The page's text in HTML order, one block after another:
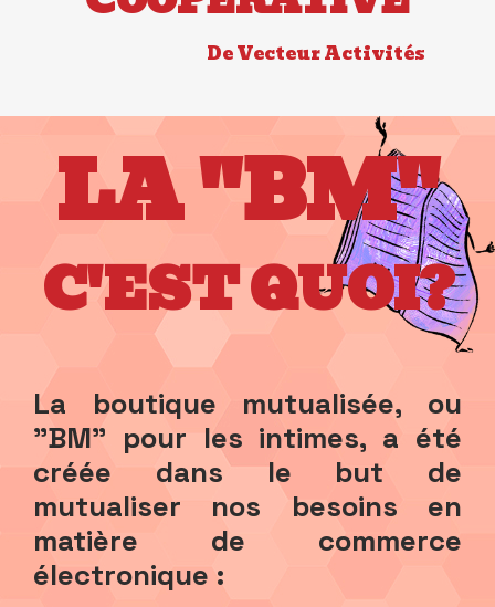
De Vecteur Activités
La boutique mutualisée, ou
"BM" pour les intimes, a été
créée dans le but de
mutualiser nos besoins en
matière de commerce
électronique :
LA "BM"
C'EST QUOI?